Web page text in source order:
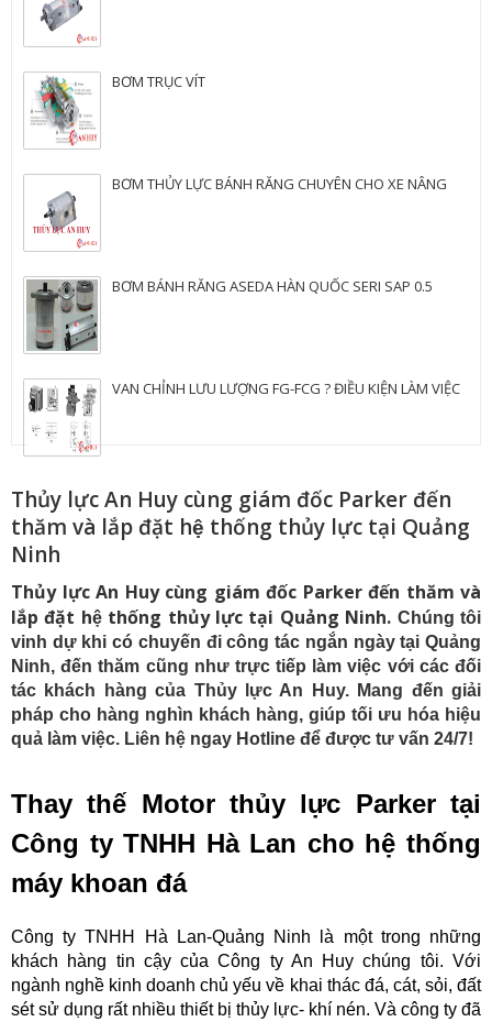
BƠM TRỤC VÍT
BƠM THỦY LỰC BÁNH RĂNG CHUYÊN CHO XE NÂNG
BƠM BÁNH RĂNG ASEDA HÀN QUỐC SERI SAP 0.5
VAN CHỈNH LƯU LƯỢNG FG-FCG ? ĐIỀU KIỆN LÀM VIỆC
Thủy lực An Huy cùng giám đốc Parker đến
thăm và lắp đặt hệ thống thủy lực tại Quảng
Ninh
Thủy lực An Huy cùng giám đốc Parker đến thăm và
lắp đặt hệ thống thủy lực tại Quảng Ninh. Chúng tôi
vinh dự khi có chuyến đi công tác ngắn ngày tại Quảng
Ninh, đến thăm cũng như trực tiếp làm việc với các đối
tác khách hàng của Thủy lực An Huy. Mang đến giải
pháp cho hàng nghìn khách hàng, giúp tối ưu hóa hiệu
quả làm việc. Liên hệ ngay Hotline để được tư vấn 24/7!
Thay thế Motor thủy lực Parker tại
Công ty TNHH Hà Lan cho hệ thống
máy khoan đá
Công ty TNHH Hà Lan-Quảng Ninh là một trong những
khách hàng tin cậy của Công ty An Huy chúng tôi. Với
ngành nghề kinh doanh chủ yếu về khai thác đá, cát, sỏi, đất
sét sử dụng rất nhiều thiết bị thủy lực- khí nén. Và công ty đã